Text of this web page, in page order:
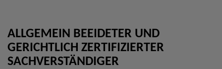
ALLGEMEIN BEEIDETER UND
GERICHTLICH ZERTIFIZIERTER
SACHVERSTÄNDIGER